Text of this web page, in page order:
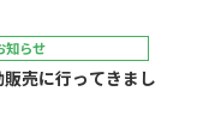
知らせ
販売に行ってきまし